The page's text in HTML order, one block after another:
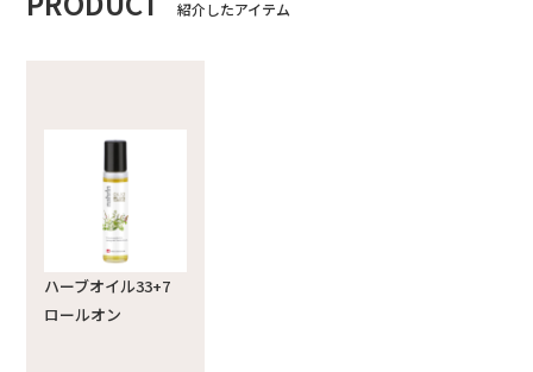
紹介したアイテム
ハーブオイル33+7
ロールオン